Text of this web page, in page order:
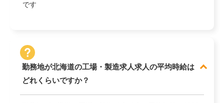
です
勤務地が北海道の工場・製造求人求人の平均時給は
どれくらいですか？